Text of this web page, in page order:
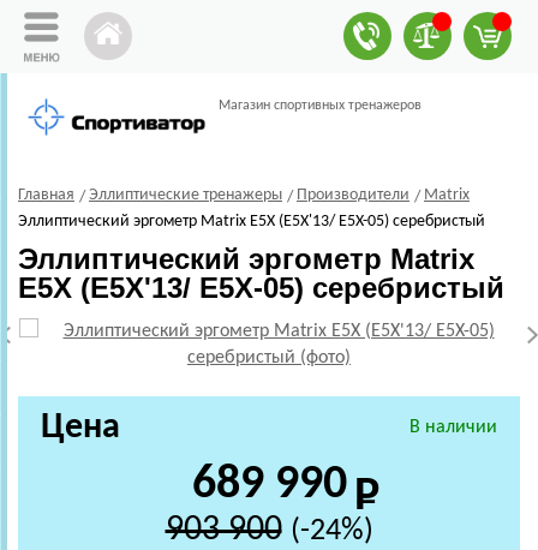
Магазин спортивных тренажеров
Главная Эллиптические тренажеры Производители
Matrix
Эллиптический эргометр Matrix E5X (E5X'13/ E5X-05) серебристый
Эллиптический эргометр Matrix
E5X (E5X'13/ E5X-05) серебристый
В наличии
Цена
689 990
903 900 (-24%)